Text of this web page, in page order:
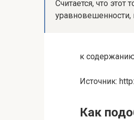
Считается, что
уравновешенности,
к
Источник:
Как